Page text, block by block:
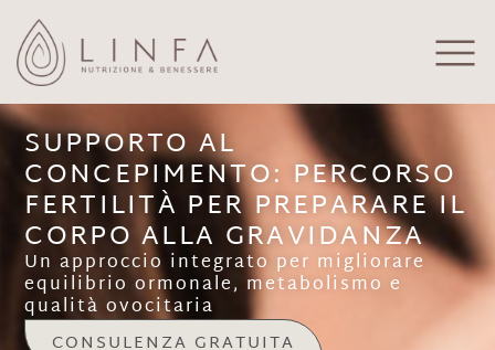
SUPPORTO AL
CONCEPIMENTO: PERCORSO
FERTILITÀ PER PREPARARE IL
CORPO ALLA GRAVIDANZA
Un approccio integrato per migliorare
equilibrio ormonale, metabolismo e
qualità ovocitaria
CONSULENZA GRATUITA